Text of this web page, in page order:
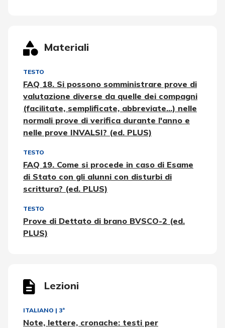
Materiali
TESTO
FAQ 18. Si possono somministrare prove di
valutazione diverse da quelle dei compagni
(facilitate, semplificate, abbreviate...) nelle
normali prove di verifica durante l'anno e
nelle prove INVALSI? (ed. PLUS)
TESTO
FAQ 19. Come si procede in caso di Esame
di Stato con gli alunni con disturbi di
scrittura? (ed. PLUS)
TESTO
Prove di Dettato di brano BVSCO-2 (ed.
PLUS)
Lezioni
ITALIANO | 3ª
Note, lettere, cronache: testi per